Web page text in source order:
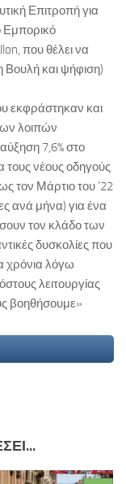
Επιτροπή για
Εμπορικό
που θέλει να
Βουλή και ψήφιση)
εκφράστηκαν και
λοιπών
7,6% στο
τους νέους οδηγούς
τον Μάρτιο του ’22
ανά μήνα) για ένα
τον κλάδο των
δυσκολίες που
χρόνια λόγω
λειτουργίας
βοηθήσουμε»